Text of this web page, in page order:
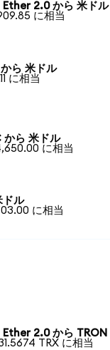
2.0 から 米ドル
に相当
ら 米ドル
に相当
ら 米ドル
に相当
ドル
に相当
2.0 から TRON
TRX に相当